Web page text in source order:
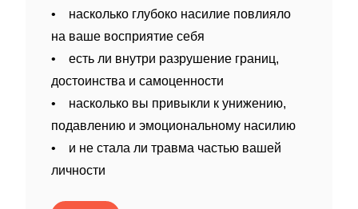
• насколько глубоко насилие повлияло
на ваше восприятие себя
• есть ли внутри разрушение границ,
достоинства и самоценности
• насколько вы привыкли к унижению,
подавлению и эмоциональному насилию
• и не стала ли травма частью вашей
личности